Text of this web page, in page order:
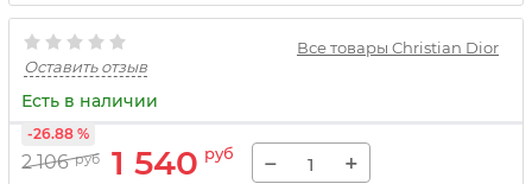
Все товары Christian Dior
Оставить отзыв
Есть в наличии
2 106 руб 1 540 руб
-26.88 %
− +